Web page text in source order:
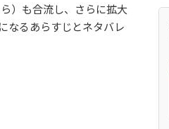
）も合流し、さらに拡大
なるあらすじとネタバレ